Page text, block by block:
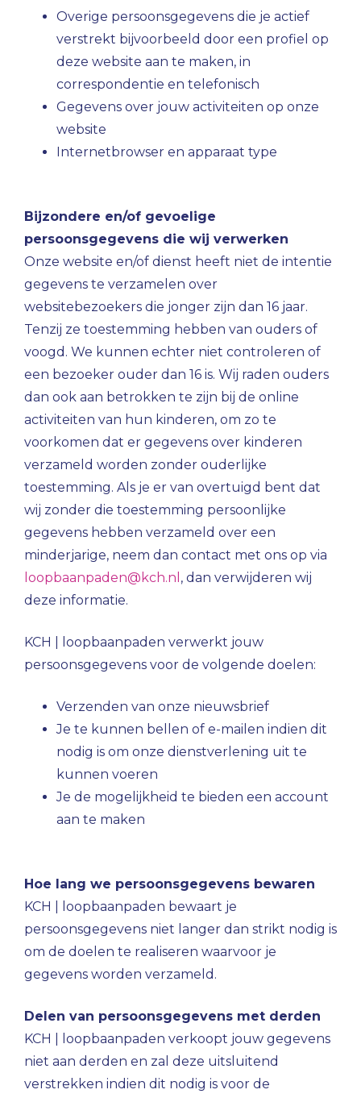
Overige persoonsgegevens die je actief
verstrekt bijvoorbeeld door een profiel op
deze website aan te maken, in
correspondentie en telefonisch
Gegevens over jouw activiteiten op onze
website
Internetbrowser en apparaat type
Bijzondere en/of gevoelige
persoonsgegevens die wij verwerken
Onze website en/of dienst heeft niet de intentie
gegevens te verzamelen over
websitebezoekers die jonger zijn dan 16 jaar.
Tenzij ze toestemming hebben van ouders of
voogd. We kunnen echter niet controleren of
een bezoeker ouder dan 16 is. Wij raden ouders
dan ook aan betrokken te zijn bij de online
activiteiten van hun kinderen, om zo te
voorkomen dat er gegevens over kinderen
verzameld worden zonder ouderlijke
toestemming. Als je er van overtuigd bent dat
wij zonder die toestemming persoonlijke
gegevens hebben verzameld over een
minderjarige, neem dan contact met ons op via
loopbaanpaden@kch.nl , dan verwijderen wij
deze informatie.
KCH | loopbaanpaden verwerkt jouw
persoonsgegevens voor de volgende doelen:
Verzenden van onze nieuwsbrief
Je te kunnen bellen of e-mailen indien dit
nodig is om onze dienstverlening uit te
kunnen voeren
Je de mogelijkheid te bieden een account
aan te maken
Hoe lang we persoonsgegevens bewaren
KCH | loopbaanpaden bewaart je
persoonsgegevens niet langer dan strikt nodig is
om de doelen te realiseren waarvoor je
gegevens worden verzameld.
Delen van persoonsgegevens met derden
KCH | loopbaanpaden verkoopt jouw gegevens
niet aan derden en zal deze uitsluitend
verstrekken indien dit nodig is voor de